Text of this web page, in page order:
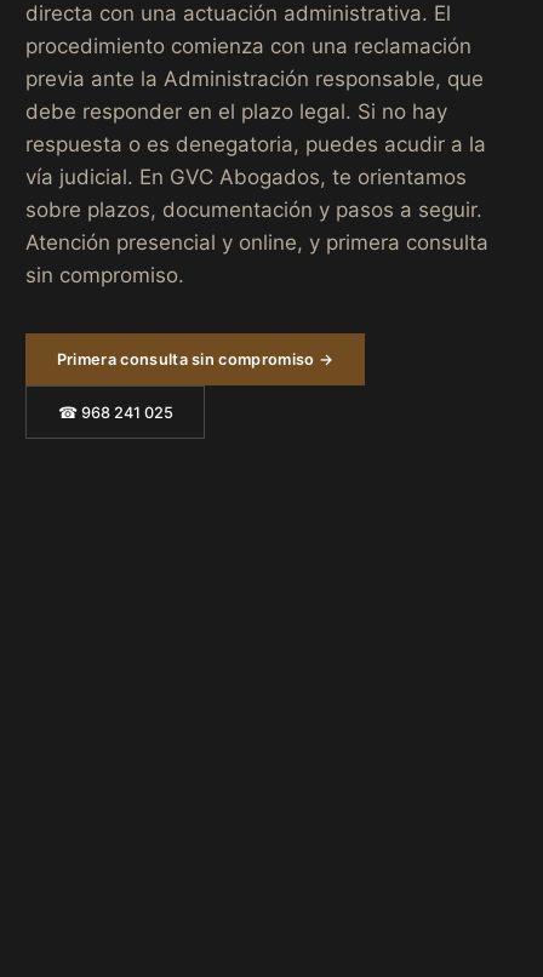
directa con una actuación administrativa. El
procedimiento comienza con una reclamación
previa ante la Administración responsable, que
debe responder en el plazo legal. Si no hay
respuesta o es denegatoria, puedes acudir a la
vía judicial. En GVC Abogados, te orientamos
sobre plazos, documentación y pasos a seguir.
Atención presencial y online, y primera consulta
sin compromiso.
Primera consulta sin compromiso →
☎ 968 241 025